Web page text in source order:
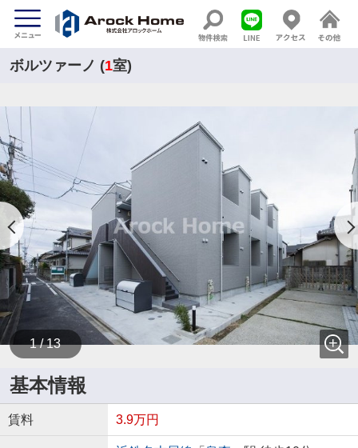
ボルツァーノ (1室)
1 / 13
基本情報
賃料 3.9万円